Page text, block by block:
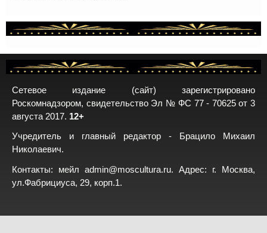
Сетевое издание (сайт) зарегистрировано
Роскомнадзором, свидетельство Эл № ФС 77 - 70625 от 3
августа 2017. 12+
Учредитель и главный редактор - Брацило Михаил
Николаевич.
Контакты: мейл admin@moscultura.ru. Адрес: г. Москва,
ул.Фабрициуса, 29, корп.1.